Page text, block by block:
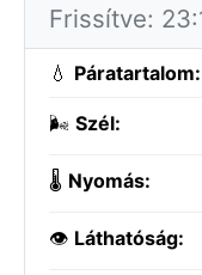
Frissítve:
💧 Páratartalom:
🌬️ Szél:
🌡️ Nyomás:
👁️ Láthatóság: